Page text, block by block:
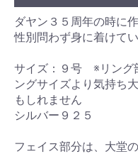
ダヤン３５周年の時に
性別問わず身に着けて
サイズ：９号 ※リング
ングサイズより気持ち
もしれません
シルバー９２５
フェイス部分は、大堂